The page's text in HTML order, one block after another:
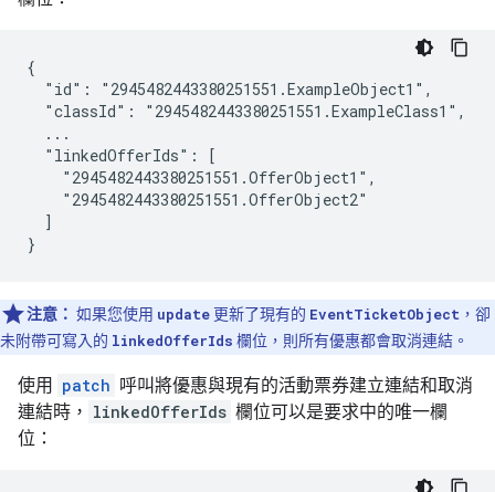
{
  "id": "2945482443380251551.ExampleObject1",
  "classId": "2945482443380251551.ExampleClass1",
  ...
  "linkedOfferIds": [
    "2945482443380251551.OfferObject1",
    "2945482443380251551.OfferObject2"
  ]
}
注意： 如果您使用 update 更新了現有的 EventTicketObject ，卻
未附帶可寫入的 linkedOfferIds 欄位，則所有優惠都會取消連結。
使用 patch 呼叫將優惠與現有的活動票券建立連結和取消
連結時， linkedOfferIds 欄位可以是要求中的唯一欄
位：